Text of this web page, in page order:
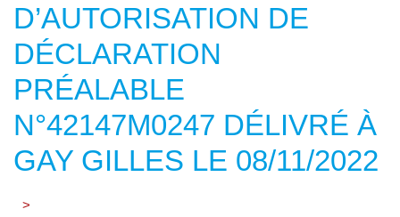
D’AUTORISATION DE
DÉCLARATION
PRÉALABLE
N°42147M0247 DÉLIVRÉ À
GAY GILLES LE 08/11/2022
>